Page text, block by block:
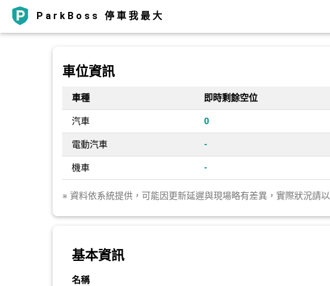
ParkBoss 停車我最大
車位資訊
車種 即時剩餘空位
汽車 0
電動汽車 -
機車 -
※ 資料依系統提供，可能因更新延遲與現場略有差異，實際狀況請
基本資訊
名稱